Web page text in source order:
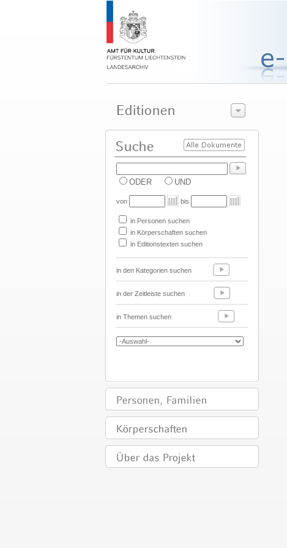
ODER UND
von bis
in Personen suchen
in Körperschaften suchen
in Editionstexten suchen
in den Kategorien suchen
in der Zeitleiste suchen
in Themen suchen